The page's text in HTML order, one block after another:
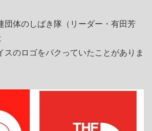
団体のしばき隊（リーダー・有田芳
スのロゴをパクっていたことがありま